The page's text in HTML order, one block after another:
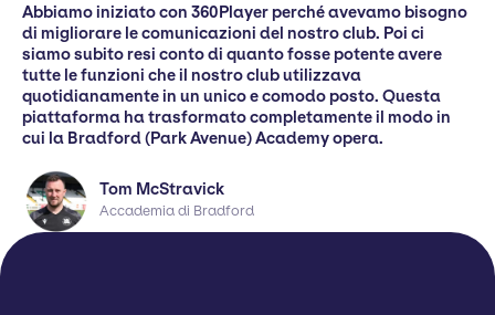
Abbiamo iniziato con 360Player perché avevamo bisogno
di migliorare le comunicazioni del nostro club. Poi ci
siamo subito resi conto di quanto fosse potente avere
tutte le funzioni che il nostro club utilizzava
quotidianamente in un unico e comodo posto. Questa
piattaforma ha trasformato completamente il modo in
cui la Bradford (Park Avenue) Academy opera.
Tom McStravick
Accademia di Bradford